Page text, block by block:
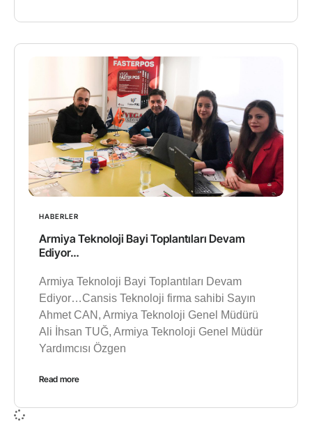
HABERLER
Armiya Teknoloji Bayi Toplantıları Devam
Ediyor…
Armiya Teknoloji Bayi Toplantıları Devam
Ediyor…Cansis Teknoloji firma sahibi Sayın
Ahmet CAN, Armiya Teknoloji Genel Müdürü
Ali İhsan TUĞ, Armiya Teknoloji Genel Müdür
Yardımcısı Özgen
Read more